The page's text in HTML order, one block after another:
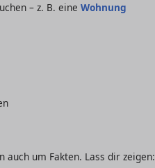
– z. B. eine Wohnung
um Fakten. Lass dir zeigen: